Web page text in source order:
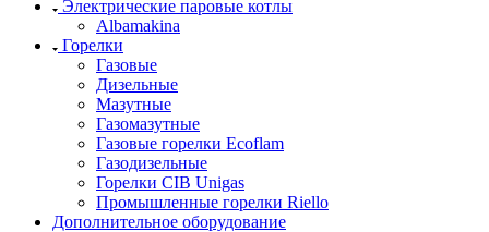
Электрические паровые котлы
Albamakina
Горелки
Газовые
Дизельные
Мазутные
Газомазутные
Газовые горелки Ecoflam
Газодизельные
Горелки CIB Unigas
Промышленные горелки Riello
Дополнительное оборудование